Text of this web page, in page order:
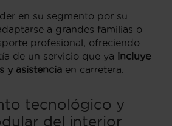
en su segmento por su
a grandes familias o
profesional, ofreciendo
de un servicio que ya incluye
y asistencia en carretera.
tecnológico y
del interior